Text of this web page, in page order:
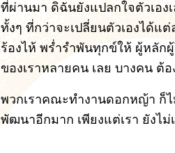
ที่ผ่านมา ดิฉันยังแปลกใจตัวเอง
ทั้งๆ ที่กว่าจะเปลี่ยนตัวเองได้แต่
ร้องไห้ พร่ำรำพันทุกข์ให้ ผู้หลัก
ของเราหลายคน เลย บางคน ต้
พวกเราคณะทำงานดอกหญ้า ก็
พัฒนาอีกมาก เพียงแต่เรา ยังไ